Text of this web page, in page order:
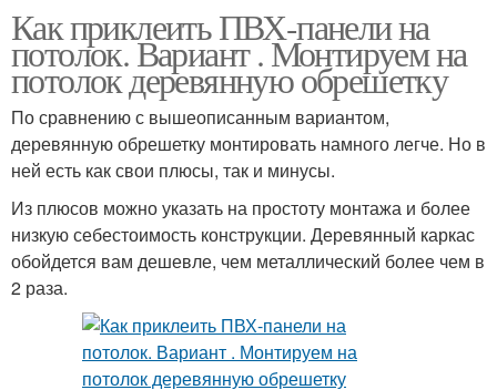
Как приклеить ПВХ-панели на
потолок. Вариант . Монтируем на
потолок деревянную обрешетку
По сравнению с вышеописанным вариантом,
деревянную обрешетку монтировать намного легче. Но в
ней есть как свои плюсы, так и минусы.
Из плюсов можно указать на простоту монтажа и более
низкую себестоимость конструкции. Деревянный каркас
обойдется вам дешевле, чем металлический более чем в
2 раза.